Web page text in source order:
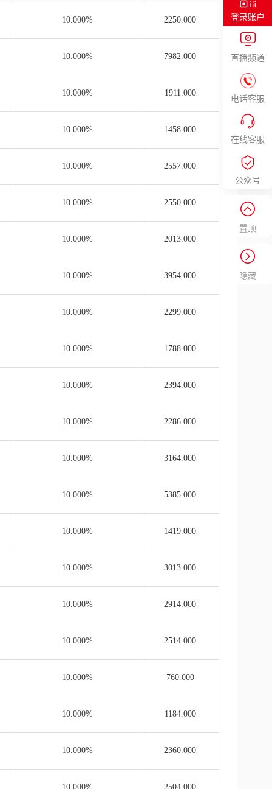
登录账户
直播频道
电话客服
在线客服
公众号
置顶
隐藏
10.000% 2250.000
10.000% 7982.000
10.000% 1911.000
10.000% 1458.000
10.000% 2557.000
10.000% 2550.000
10.000% 2013.000
10.000% 3954.000
10.000% 2299.000
10.000% 1788.000
10.000% 2394.000
10.000% 2286.000
10.000% 3164.000
10.000% 5385.000
10.000% 1419.000
10.000% 3013.000
10.000% 2914.000
10.000% 2514.000
10.000% 760.000
10.000% 1184.000
10.000% 2360.000
10.000% 2504.000